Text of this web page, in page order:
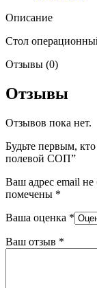
Описание
Стол
Отзывы (0)
Отзывы
Отзывов пока нет.
Будьте первым,
полевой СОП”
Ваш адрес email не
помечены *
Ваша оценка *
Ваш отзыв *